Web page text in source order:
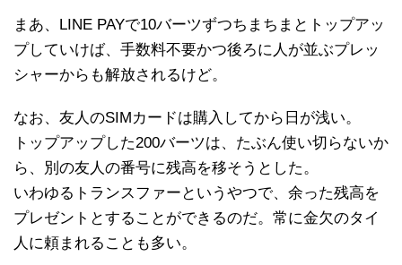
まあ、LINE PAYで10バーツずつちまちまとトップアッ
プしていけば、手数料不要かつ後ろに人が並ぶプレッ
シャーからも解放されるけど。
なお、友人のSIMカードは購入してから日が浅い。
トップアップした200バーツは、たぶん使い切らないか
ら、別の友人の番号に残高を移そうとした。
いわゆるトランスファーというやつで、余った残高を
プレゼントとすることができるのだ。常に金欠のタイ
人に頼まれることも多い。